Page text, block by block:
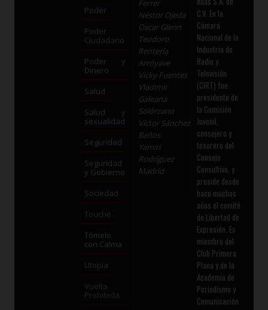
Poder
Poder
Ciudadano
Poder y
Dinero
Salud
Salud y
sexualidad
Seguridad
Seguridad
y Gobierno
Sociedad
Touché
Tómelo
con Calma
Utopía
Vuelta
Prohibida
Ferrer
Néstor Ojeda
Oscar Glenn
Teodoro
Rentería
Arróyave
Vicky Fuentes
Vladimir
Galeana
Solórzano
Víctor Sánchez
Baños
Yamiri
Rodríguez
Madrid
C.V. En la
Cámara
Nacional de la
Industria de
Radio y
Televisión
(CIRT) fue
presidente de
la Comisión
Juvenil,
consejero y
tesorero del
Consejo
Consultivo, y
preside desde
hace muchos
años el comité
de Libertad de
Expresión. Es
miembro del
Club Primera
Plana y de la
Academia de
Periodismo y
Comunicación